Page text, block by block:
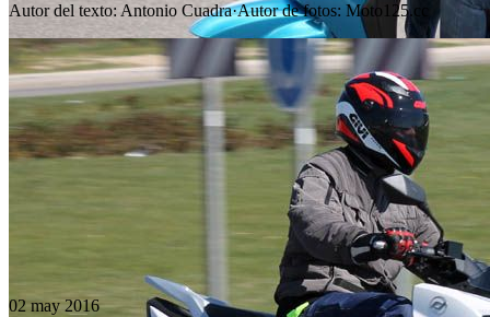
Autor del texto: Antonio Cuadra·Autor de fotos: Moto125.cc
02 may 2016